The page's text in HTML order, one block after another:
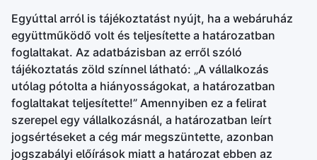
Egyúttal arról is tájékoztatást nyújt, ha a webáruház
együttműködő volt és teljesítette a határozatban
foglaltakat. Az adatbázisban az erről szóló
tájékoztatás zöld színnel látható: „A vállalkozás
utólag pótolta a hiányosságokat, a határozatban
foglaltakat teljesítette!” Amennyiben ez a felirat
szerepel egy vállalkozásnál, a határozatban leírt
jogsértéseket a cég már megszüntette, azonban
jogszabályi előírások miatt a határozat ebben az